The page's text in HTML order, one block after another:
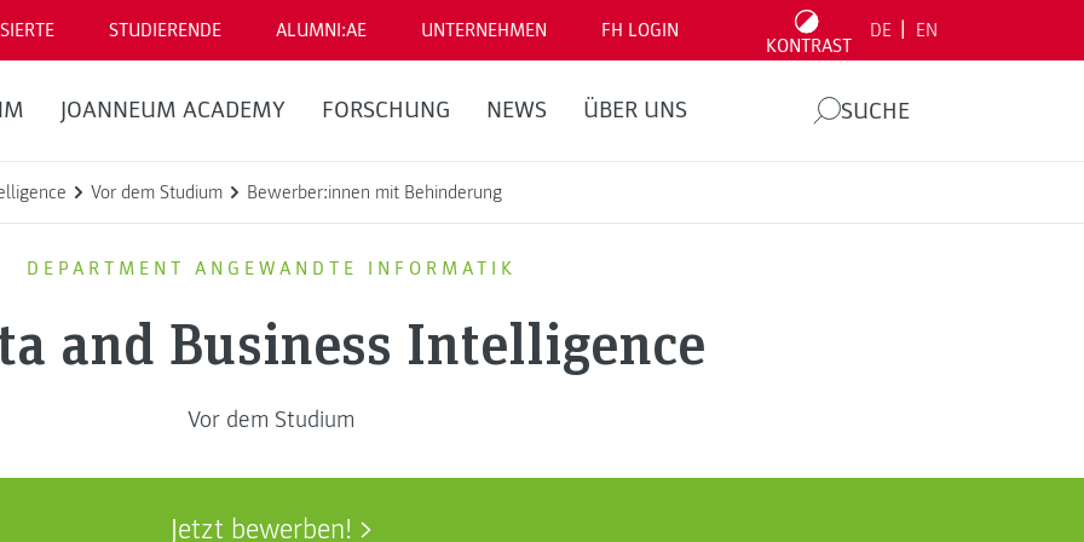
STUDIERENDE ALUMNI:AE UNTERNEHMEN FH LOGIN
KONTRAST
DE EN
JOANNEUM ACADEMY FORSCHUNG NEWS ÜBER UNS SUCHE
Vor dem Studium Bewerber:innen mit Behinderung
DEPARTMENT ANGEWANDTE INFORMATIK
and Business Intelligence
Vor dem Studium
Jetzt bewerben!